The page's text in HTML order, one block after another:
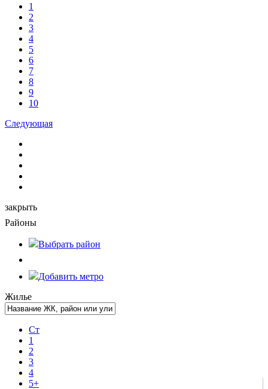
1
2
3
4
5
6
7
8
9
10
Следующая
закрыть
Районы
Выбрать район
Добавить метро
Жилье
Ст
1
2
3
4
5+